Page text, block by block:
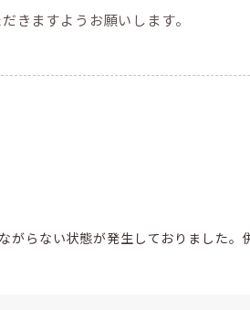
きますようお願いします。
がらない状態が発生しておりました。